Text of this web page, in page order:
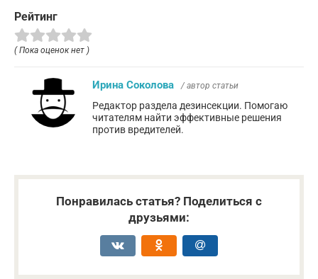
Рейтинг
( Пока оценок нет )
Ирина Соколова / автор статьи
Редактор раздела дезинсекции. Помогаю
читателям найти эффективные решения
против вредителей.
Понравилась статья? Поделиться с
друзьями: